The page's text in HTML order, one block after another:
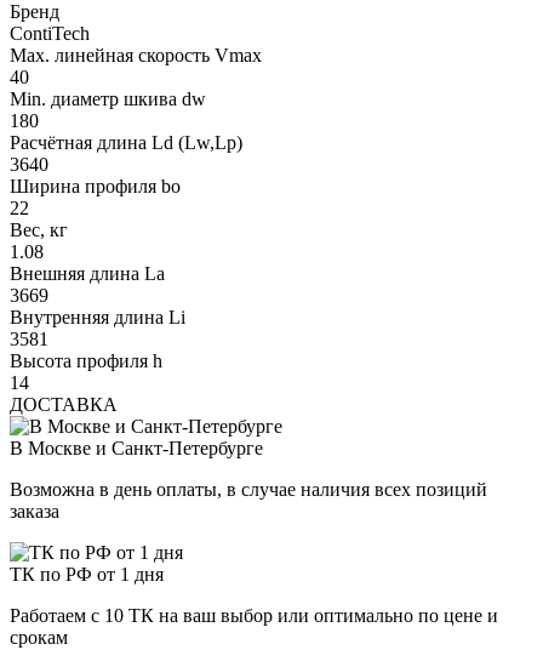
Бренд
ContiTech
Max. линейная скорость Vmax
40
Min. диаметр шкива dw
180
Расчётная длина Ld (Lw,Lp)
3640
Ширина профиля bo
22
Вес, кг
1.08
Внешняя длина La
3669
Внутренняя длина Li
3581
Высота профиля h
14
ДОСТАВКА
В Москве и Санкт-Петербурге
Возможна в день оплаты, в случае наличия всех позиций
заказа
ТК по РФ от 1 дня
Работаем с 10 ТК на ваш выбор или оптимально по цене и
срокам